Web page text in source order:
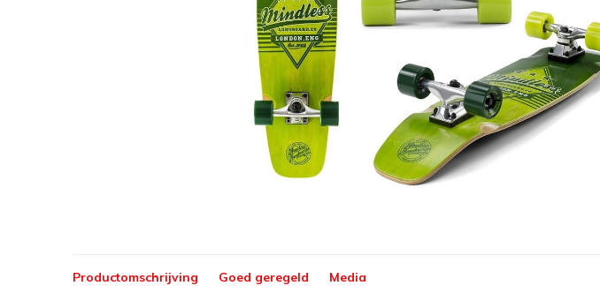
Productomschrijving Goed geregeld Media